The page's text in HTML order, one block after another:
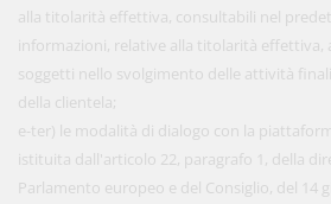
alla titolarità effettiva, consultabili nel
informazioni, relative alla titolarità effettiva,
soggetti nello svolgimento delle attività
della clientela;
e-ter) le modalità di dialogo con la
istituita dall'articolo 22, paragrafo 1, della
Parlamento europeo e del Consiglio, del 14